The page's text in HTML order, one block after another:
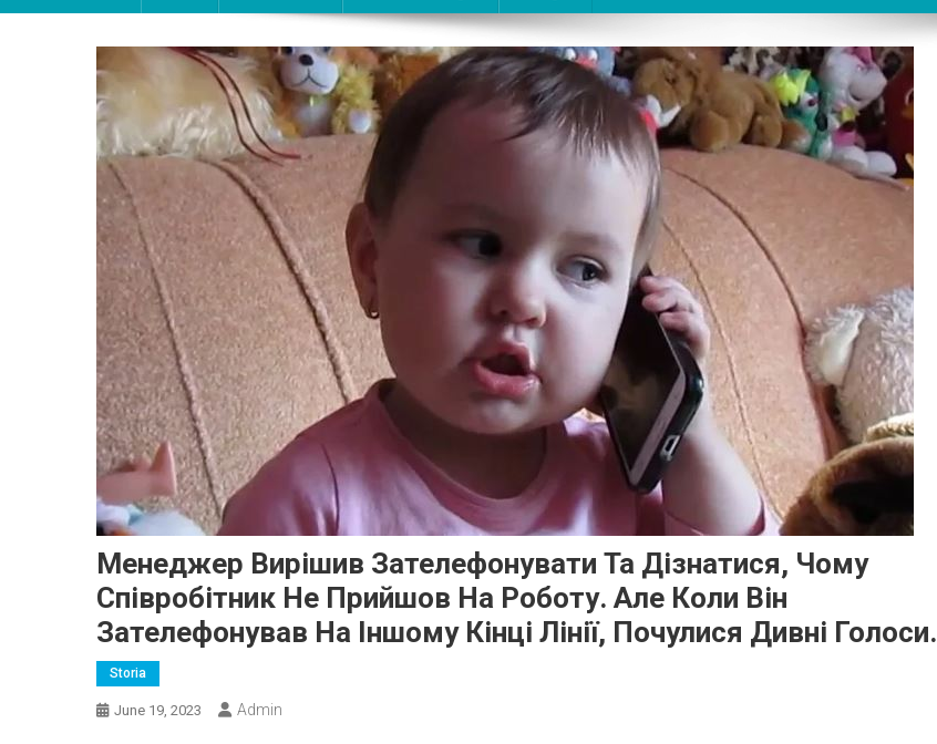
Менеджер Вирішив Зателефонувати Та Дізнатися, Чому
Співробітник Не Прийшов На Роботу. Але Коли Він
Зателефонував На Іншому Кінці Лінії, Почулися Дивні Голоси.
Storia
June 19, 2023 Admin